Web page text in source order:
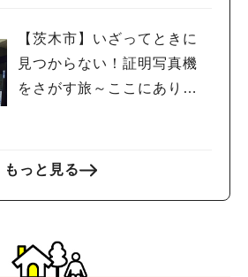
【茨木市】いざってときに
見つからない！証明写真機
をさがす旅～ここにありま
もっと見る
人気のキーワード
れあう #ランチ#カフェ